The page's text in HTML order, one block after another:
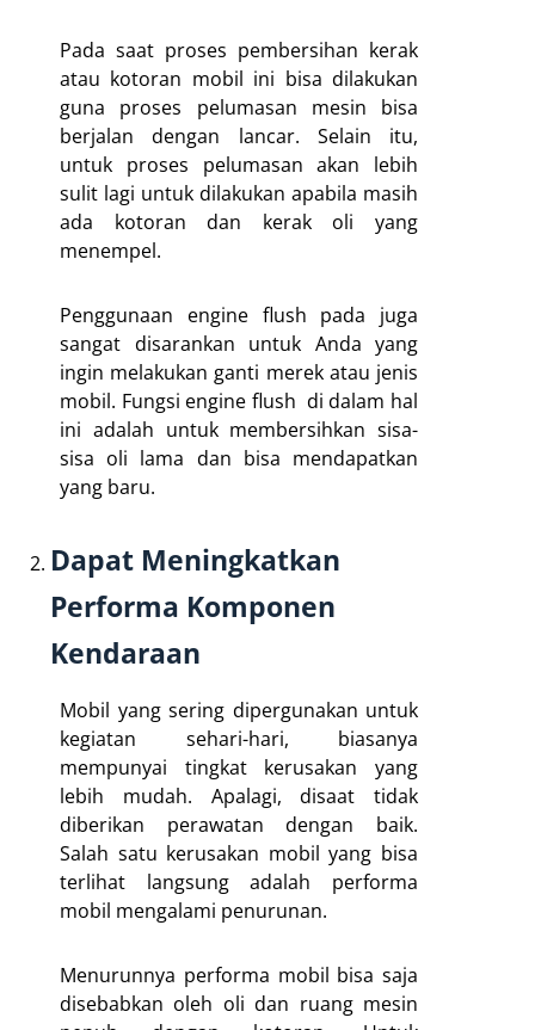
Pada saat proses pembersihan kerak
atau kotoran mobil ini bisa dilakukan
guna proses pelumasan mesin bisa
berjalan dengan lancar. Selain itu,
untuk proses pelumasan akan lebih
sulit lagi untuk dilakukan apabila masih
ada kotoran dan kerak oli yang
menempel.
Penggunaan engine flush pada juga
sangat disarankan untuk Anda yang
ingin melakukan ganti merek atau jenis
mobil. Fungsi engine flush di dalam hal
ini adalah untuk membersihkan sisa-
sisa oli lama dan bisa mendapatkan
yang baru.
Dapat Meningkatkan
Performa Komponen
Kendaraan
Mobil yang sering dipergunakan untuk
kegiatan sehari-hari, biasanya
mempunyai tingkat kerusakan yang
lebih mudah. Apalagi, disaat tidak
diberikan perawatan dengan baik.
Salah satu kerusakan mobil yang bisa
terlihat langsung adalah performa
mobil mengalami penurunan.
Menurunnya performa mobil bisa saja
disebabkan oleh oli dan ruang mesin